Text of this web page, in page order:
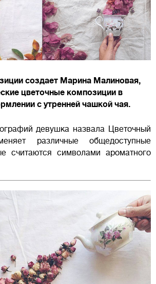
создает Марина Малиновая,
цветочные композиции в
с утренней чашкой чая.
девушка назвала Цветочный
различные общедоступные
считаются символами ароматного